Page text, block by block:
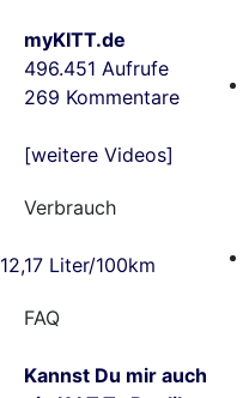
myKITT.de
496.451 Aufrufe
269 Kommentare
[weitere Videos]
Verbrauch
12,17 Liter/100km
FAQ
Kannst Du mir auch